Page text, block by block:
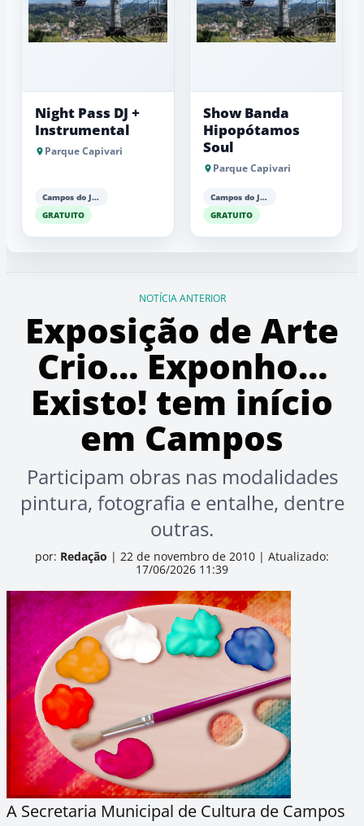
Night Pass DJ +
Instrumental
Parque Capivari
Campos do Jordão
GRATUITO
Show Banda
Hipopótamos
Soul
Parque Capivari
Campos do Jordão
GRATUITO
NOTÍCIA ANTERIOR
Exposição de Arte
Crio… Exponho…
Existo! tem início
em Campos
Participam obras nas modalidades
pintura, fotografia e entalhe, dentre
outras.
por: Redação | 22 de novembro de 2010 | Atualizado:
17/06/2026 11:39
A Secretaria Municipal de Cultura de Campos